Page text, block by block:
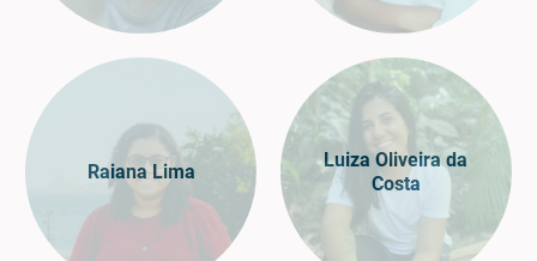
Raiana Lima
Luiza Oliveira da
Costa